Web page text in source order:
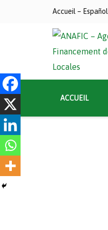
Accueil – Español
ACCUEIL